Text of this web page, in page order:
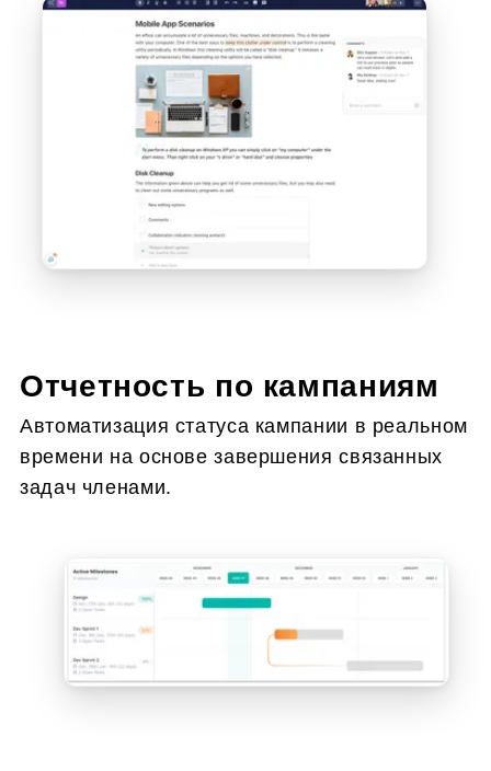
Отчетность по кампаниям
Автоматизация статуса кампании в реальном
времени на основе завершения связанных
задач членами.